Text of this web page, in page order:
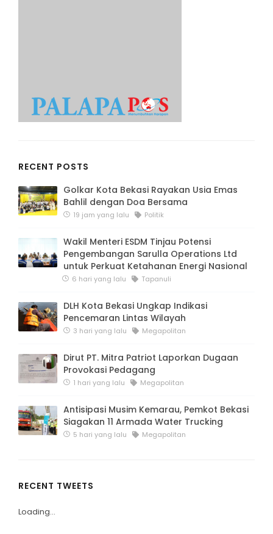
RECENT POSTS
Golkar Kota Bekasi Rayakan Usia Emas
Bahlil dengan Doa Bersama
19 jam yang lalu Politik
Wakil Menteri ESDM Tinjau Potensi
Pengembangan Sarulla Operations Ltd
untuk Perkuat Ketahanan Energi Nasional
6 hari yang lalu Tapanuli
DLH Kota Bekasi Ungkap Indikasi
Pencemaran Lintas Wilayah
3 hari yang lalu Megapolitan
Dirut PT. Mitra Patriot Laporkan Dugaan
Provokasi Pedagang
1 hari yang lalu Megapolitan
Antisipasi Musim Kemarau, Pemkot Bekasi
Siagakan 11 Armada Water Trucking
5 hari yang lalu Megapolitan
RECENT TWEETS
Loading...